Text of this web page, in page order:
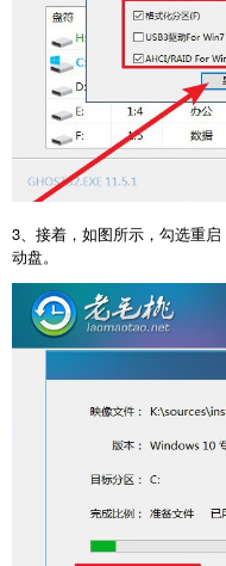
3、接着，如图所示，勾选重
动盘。